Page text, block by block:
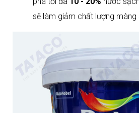
sẽ làm giảm chất lượng màng